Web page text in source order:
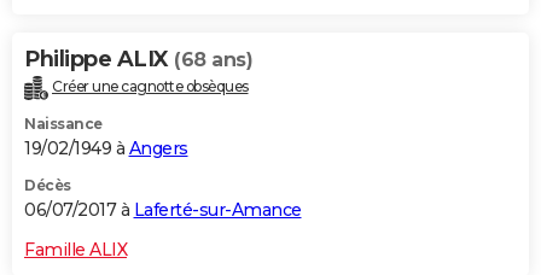
Philippe ALIX (68 ans)
Créer une cagnotte obsèques
Naissance
19/02/1949 à Angers
Décès
06/07/2017 à Laferté-sur-Amance
Famille ALIX